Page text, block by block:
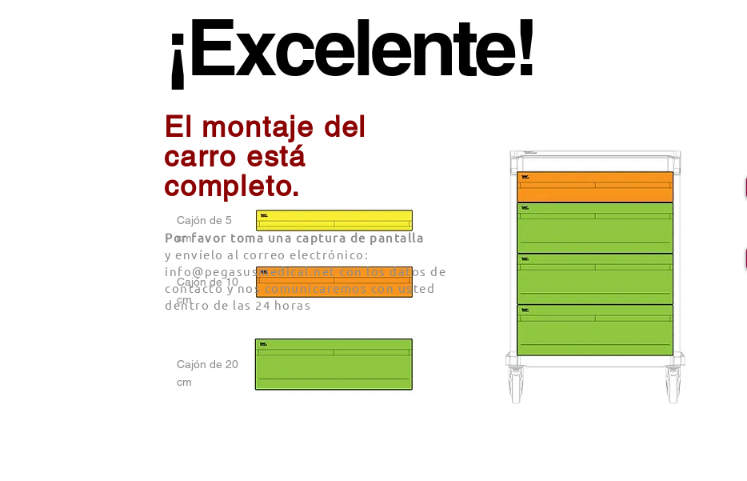
Cajón de 20
cm
Cajón de 5
cm
Cajón de 10
cm
¡Excelente!
El montaje del
carro está
completo.
Por favor toma una captura de pantalla
y envíelo al correo electrónico:
info@pegasusmedical.netcon los datos de
contacto y nos comunicaremos con usted
dentro de las 24 horas